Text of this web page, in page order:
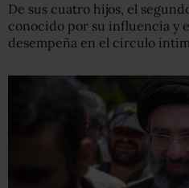
De sus cuatro hijos, el
conocido por su influencia y
desempeña en el círculo